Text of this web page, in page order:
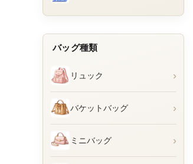
バッグ種類
リュック ›
バケットバッグ ›
ミニバッグ ›